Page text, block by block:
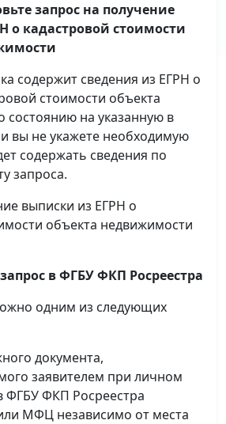
запрос на получение
о кадастровой стоимости
содержит сведения из ЕГРН о
стоимости объекта
состоянию на указанную в
вы не укажете необходимую
содержать сведения по
запроса.
выписки из ЕГРН о
объекта недвижимости
в ФГБУ ФКП Росреестра
одним из следующих
документа,
заявителем при личном
ФГБУ ФКП Росреестра
МФЦ независимо от места